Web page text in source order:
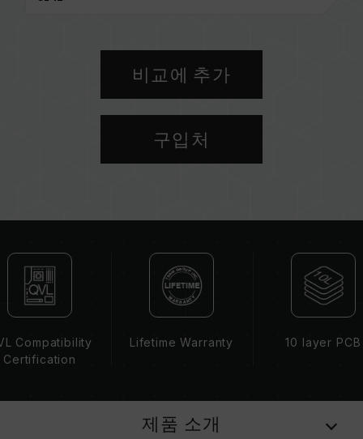
호환되는 플랫폼 관련 정보는'호환성 검색'
해 확인하실 수 있습니다.
메모리 제품을 구매하기 전에, 반드시 메인보드
브랜드에서 제공하는 QVL(호환성 목록)을 참고하
스트를 통해 페어링 됐습니다. 다른 세트의 메모
지 않을 수 있습니다.
CPU 메모리 컨트롤러(IMC)의 품질과 현재 사용
되는 메인보드 BIOS 버전이 메모리 동작 클럭에
영향을 줄 수 있습니다.
과 메인보드, CPU의 호환성에 따라 달라집니다.
품 결합이 아닌 정상적인 작동입니다.
비교에 추가
구입처
Compatibility
Certification
Lifetime Warranty 10 layer PCB
제품 소개